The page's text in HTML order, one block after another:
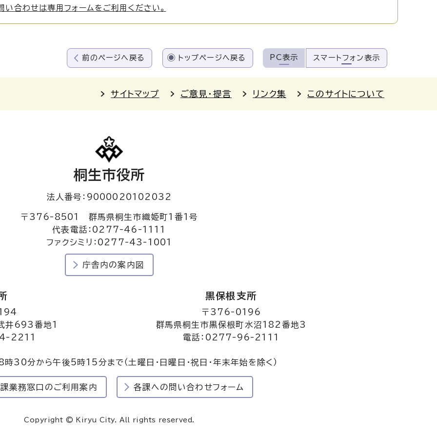
い合わせは専用フォームをご利用ください。
前のページへ戻る トップページへ戻る PC表示 スマートフォン表示
サイトマップ ご意見・提言 リンク集 このサイトについて
桐生市役所
法人番号：9000020102032
〒376-8501 群馬県桐生市織姫町1番1号
代表電話：0277-46-1111
ファクシミリ：0277-43-1001
庁舎内の案内図
井693番地1
2211
黒保根支所
〒376-0196
群馬県桐生市黒保根町水沼182番地3
電話：0277-96-2111
8時30分から午後5時15分まで（土曜日・日曜日・祝日・年末年始を除く）
業務窓口のご利用案内 各課への問い合わせフォーム
Copyright © Kiryu City. All rights reserved.